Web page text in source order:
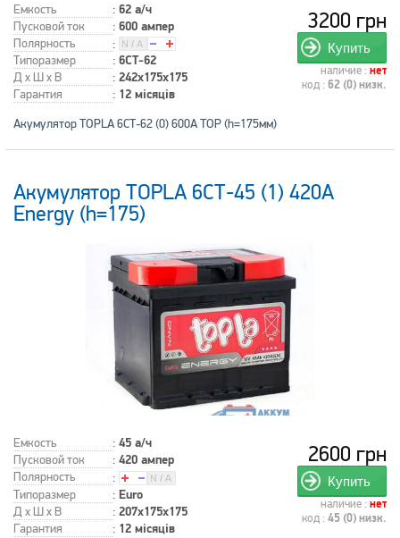
Емкость : 62 а/ч
Пусковой ток : 600 ампер
Полярность
:
Типоразмер
: 6СТ-62
Д x Ш x В : 242x175x175
Гарантия : 12 місяців
3200 грн
Купить
наличие : нет
код : 62 (0) низк.
Акумулятор TOPLA 6СТ-62 (0) 600А TOP (h=175мм)
Акумулятор TOPLA 6СТ-45 (1) 420А
Energy (h=175)
Емкость : 45 а/ч
Пусковой ток : 420 ампер
Полярность
:
Типоразмер
: Euro
Д x Ш x В : 207x175x175
Гарантия : 12 місяців
2600 грн
Купить
наличие : нет
код : 45 (0) низк.